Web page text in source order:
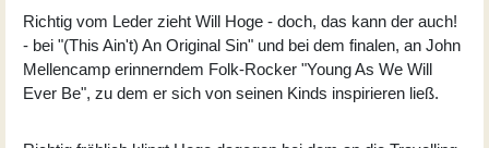
Richtig vom Leder zieht Will Hoge - doch, das kann der auch!
- bei "(This Ain't) An Original Sin" und bei dem finalen, an John
Mellencamp erinnerndem Folk-Rocker "Young As We Will
Ever Be", zu dem er sich von seinen Kinds inspirieren ließ.